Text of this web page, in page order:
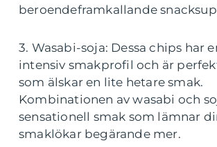
beroendeframkallande
3. Wasabi-soja: Dessa chips har
intensiv smakprofil och är
som älskar en lite hetare smak.
Kombinationen av wasabi och
sensationell smak som lämnar
smaklökar begärande mer.